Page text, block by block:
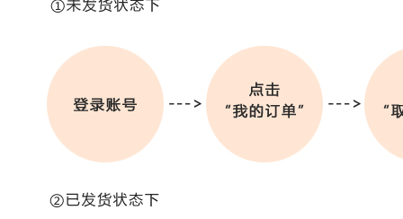
人才招聘
联系我们
购买流程
支付方式